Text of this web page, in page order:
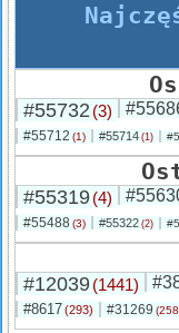
#55732 (3)
#55712 (1) #55714 (1)
#55319(4)
#55488 (3) #55322 (2)
#12039(1441)
#8617(293) #31269